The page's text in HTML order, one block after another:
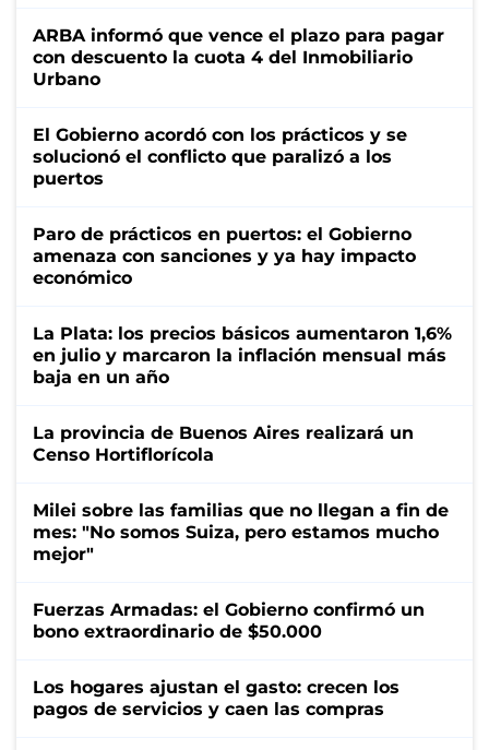
ARBA informó que vence el plazo para pagar
con descuento la cuota 4 del Inmobiliario
Urbano
El Gobierno acordó con los prácticos y se
solucionó el conflicto que paralizó a los
puertos
Paro de prácticos en puertos: el Gobierno
amenaza con sanciones y ya hay impacto
económico
La Plata: los precios básicos aumentaron 1,6%
en julio y marcaron la inflación mensual más
baja en un año
La provincia de Buenos Aires realizará un
Censo Hortiflorícola
Milei sobre las familias que no llegan a fin de
mes: "No somos Suiza, pero estamos mucho
mejor"
Fuerzas Armadas: el Gobierno confirmó un
bono extraordinario de $50.000
Los hogares ajustan el gasto: crecen los
pagos de servicios y caen las compras